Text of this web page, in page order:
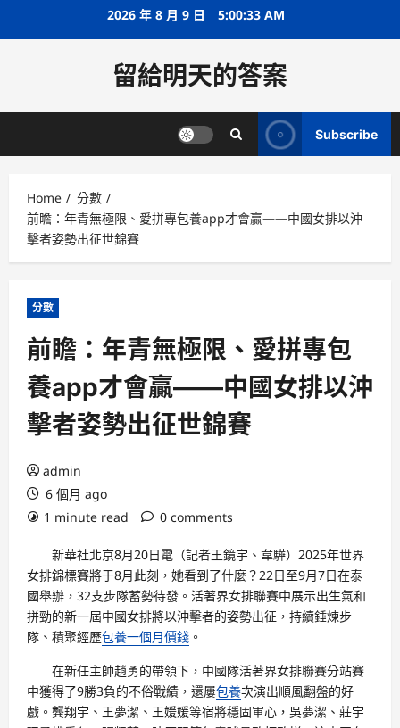
2026 年 8 月 9 日 5:00:34 AM
留給明天的答案
Subscribe
Home
分數
前瞻：年青無極限、愛拼專包養app才會贏——中國女排以沖
擊者姿勢出征世錦賽
分數
前瞻：年青無極限、愛拼專包
養app才會贏——中國女排以沖
擊者姿勢出征世錦賽
admin
6 個月 ago
1 minute read
0 comments
新華社北京8月20日電（記者王鏡宇、韋驊）2025年世界
女排錦標賽將于8月此刻，她看到了什麼？22日至9月7日在泰
國舉辦，32支步隊蓄勢待發。活著界女排聯賽中展示出生氣和
拼勁的新一屆中國女排將以沖擊者的姿勢出征，持續錘煉步
隊、積聚經歷包養一個月價錢 。
在新任主帥趙勇的帶領下，中國隊活著界女排聯賽分站賽
中獲得了9勝3負的不俗戰績，還屢包養次演出順風翻盤的好
戲。龔翔宇、王夢潔、王媛媛等宿將穩固軍心，吳夢潔、莊宇